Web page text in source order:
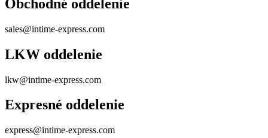
Obchodné oddelenie
sales@intime-express.com
LKW oddelenie
lkw@intime-express.com
Expresné oddelenie
express@intime-express.com